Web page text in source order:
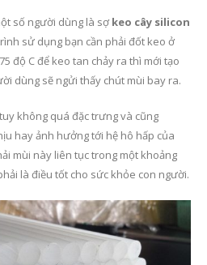
số người dùng là sợ keo cây silicon
sử dụng bạn cần phải đốt keo ở
độ C để keo tan chảy ra thì mới tạo
dùng sẽ ngửi thấy chút mùi bay ra.
không quá đặc trưng và cũng
hay ảnh hưởng tới hệ hô hấp của
mùi này liên tục trong một khoảng
là điều tốt cho sức khỏe con người.